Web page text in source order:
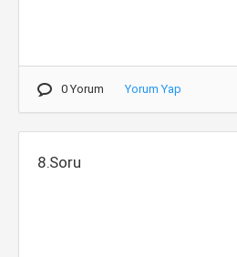
0 Yorum Yorum Yap
8.Soru